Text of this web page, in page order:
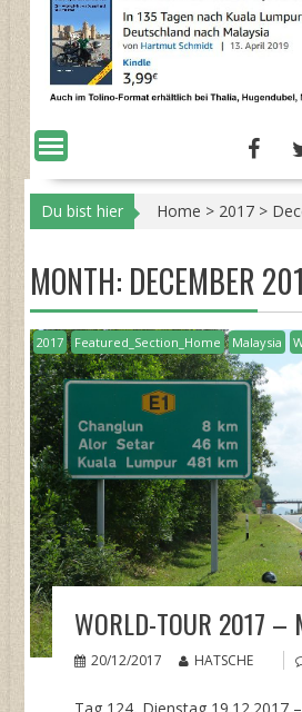
Du bist hier Home > 2017 >
MONTH: DECEMBER
2017 Featured_Section_Home Malaysia
WORLD-TOUR 2017 –
20/12/2017 HATSCHE